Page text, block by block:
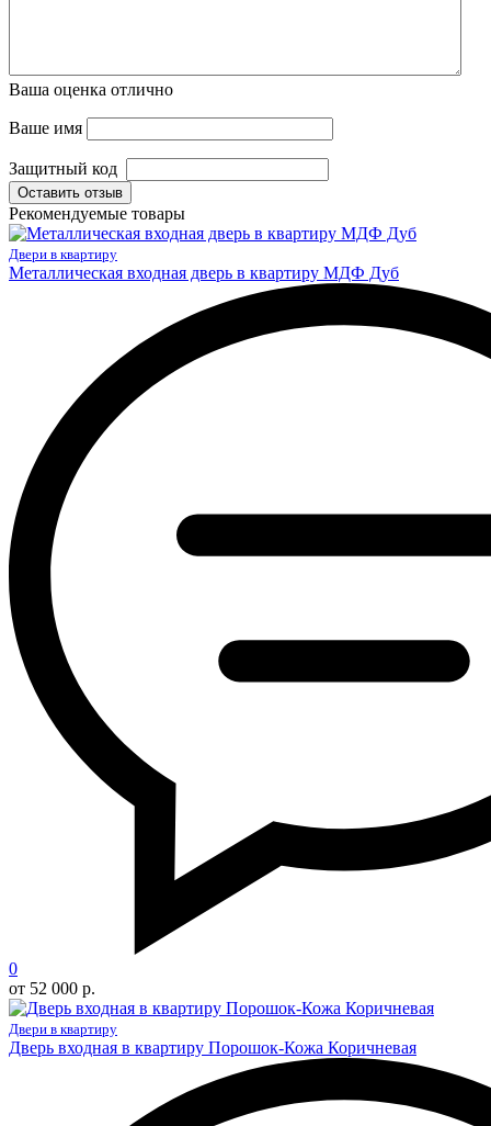
Ваша оценка отлично
Ваше имя
Защитный код
Оставить отзыв
Рекомендуемые товары
Двери в квартиру
Металлическая входная дверь в квартиру МДФ Дуб
0
от 52 000 р.
Двери в квартиру
Дверь входная в квартиру Порошок-Кожа Коричневая